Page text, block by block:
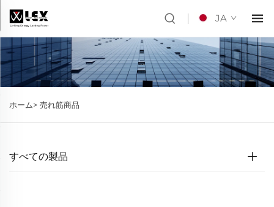
JA
ホーム> 売れ筋商品
すべての製品